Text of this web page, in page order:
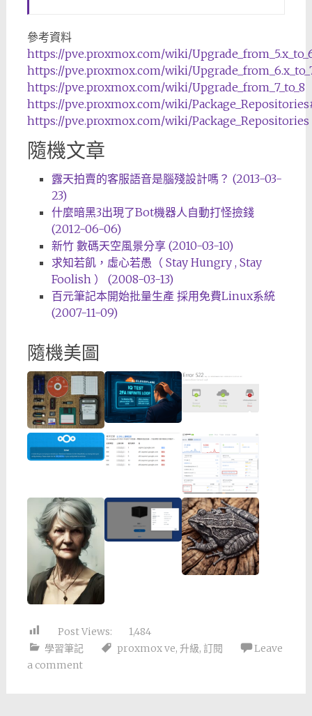
參考資料
https://pve.proxmox.com/wiki/
https://pve.proxmox.com/wiki/
https://pve.proxmox.com/wiki/Upgrade_from_7_to_8
https://pve.proxmox.com/wiki/
https://pve.proxmox.com/wiki/Package_Repositories
隨機文章
露天拍賣的客服語音是腦殘設計嗎？ (2013-03-
23)
什麼暗黑3出現了Bot機器人自動打怪撿錢
(2012-06-06)
新竹 數碼天空風景分享 (2010-03-10)
求知若飢，虛心若愚（ Stay Hungry , Stay
Foolish ） (2008-03-13)
百元筆記本開始批量生產 採用免費Linux系統
(2007-11-09)
隨機美圖
Post Views:
1,484
學習筆記
proxmox ve, 升級, 訂閱
Leave
a comment